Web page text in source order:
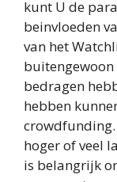
kunt U de
beinvloeden
van het
buitengewoon
bedragen
hebben
crowdfunding.
hoger of veel
is belangrijk